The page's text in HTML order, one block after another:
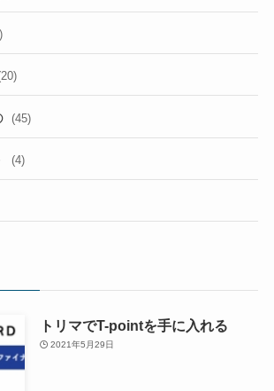
(45)
(4)
トリマでT-pointを手に入れる
2021年5月29日